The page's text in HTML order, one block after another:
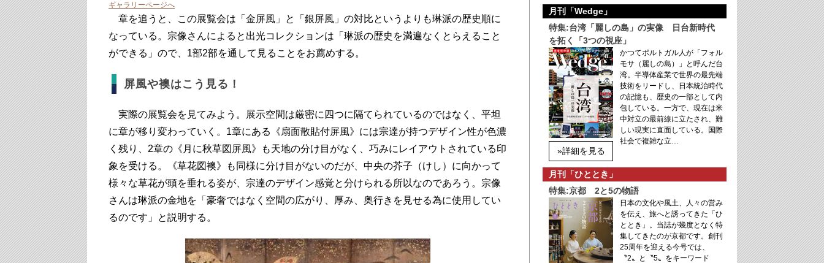
ギャラリーページへ
章を追うと、この展覧会は「金屏風」と「銀屏風」の対比というよりも琳派の歴史順に
なっている。宗像さんによると出光コレクションは「琳派の歴史を満遍なくとらえること
ができる」ので、1部2部を通して見ることをお薦めする。
屏風や襖はこう見る！
実際の展覧会を見てみよう。展示空間は厳密に四つに隔てられているのではなく、平坦
に章が移り変わっていく。1章にある《扇面散貼付屏風》には宗達が持つデザイン性が色濃
く残り、2章の《月に秋草図屏風》も天地の分け目がなく、巧みにレイアウトされている印
象を受ける。《草花図襖》も同様に分け目がないのだが、中央の芥子（けし）に向かって
様々な草花が頭を垂れる姿が、宗達のデザイン感覚と分けられる所以なのであろう。宗像
さんは琳派の金地を「豪奢ではなく空間の広がり、厚み、奥行きを見せる為に使用してい
るのです」と説明する。
月刊「Wedge」
特集:台湾「麗しの島」の実像 日台新時代
を拓く「3つの視座」
»詳細を見る
かつてポルトガル人が「フォル
モサ（麗しの島）」と呼んだ台
湾。半導体産業で世界の最先端
技術をリードし、日本統治時代
の記憶も、歴史の一部として内
包している。一方で、現在は米
中対立の最前線に立たされ、難
しい現実に直面している。国際
社会で複雑な立…
月刊「ひととき」
特集:京都 2と5の物語
日本の文化や風土、人々の営み
を伝え、旅へと誘ってきた「ひ
ととき」。当誌が幾度となく特
集してきたのが京都です。創刊
25周年を迎える今号では、
〝2〟と〝5〟をキーワード